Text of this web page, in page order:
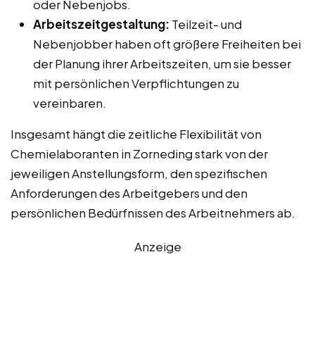
oder Nebenjobs.
Arbeitszeitgestaltung: Teilzeit- und
Nebenjobber haben oft größere Freiheiten bei
der Planung ihrer Arbeitszeiten, um sie besser
mit persönlichen Verpflichtungen zu
vereinbaren.
Insgesamt hängt die zeitliche Flexibilität von
Chemielaboranten in Zorneding stark von der
jeweiligen Anstellungsform, den spezifischen
Anforderungen des Arbeitgebers und den
persönlichen Bedürfnissen des Arbeitnehmers ab.
Anzeige